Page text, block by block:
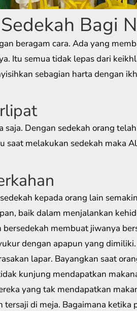
Bagi
beragam cara. Ada yang
Itu semua tidak lepas dari
sebagian harta dengan
saja. Dengan sedekah orang
saat melakukan sedekah maka
kepada orang lain
baik dalam menjalankan
membuat jiwanya
dengan apapun yang dimiliki.
lapar. Bayangkan saat
kunjung mendapatkan
yang tak mendapatkan
di meja. Bagaimana ketika